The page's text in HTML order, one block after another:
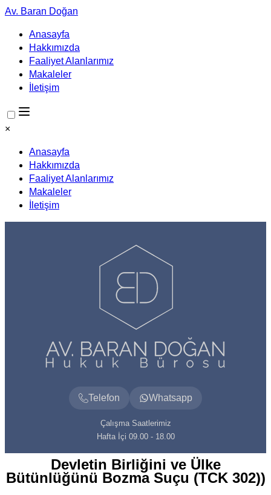
Av. Baran Doğan
Anasayfa
Hakkımızda
Faaliyet Alanlarımız
Makaleler
İletişim
×
Anasayfa
Hakkımızda
Faaliyet Alanlarımız
Makaleler
İletişim
Telefon Whatsapp
Çalışma Saatlerimiz
Hafta İçi 09.00 - 18.00
Devletin Birliğini ve Ülke
Bütünlüğünü Bozma Suçu (TCK 302))